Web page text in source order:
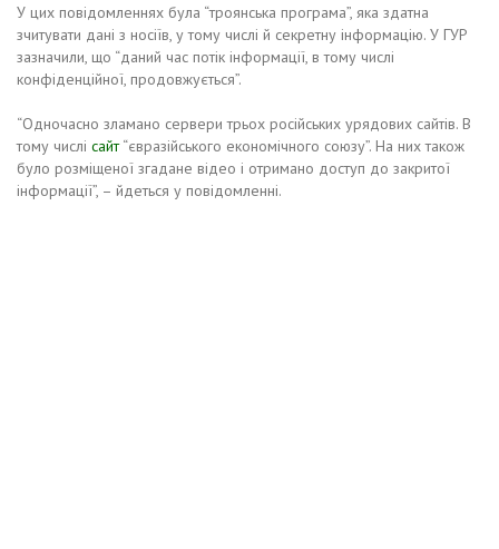
У цих повідомленнях була “троянська програма”, яка здатна
зчитувати дані з носіїв, у тому числі й секретну інформацію. У ГУР
зазначили, що “даний час потік інформації, в тому числі
конфіденційної, продовжується”.
“Одночасно зламано сервери трьох російських урядових сайтів. В
тому числі сайт“євразійського економічного союзу”. На них також
було розміщеної згадане відео і отримано доступ до закритої
інформації”, – йдеться у повідомленні.